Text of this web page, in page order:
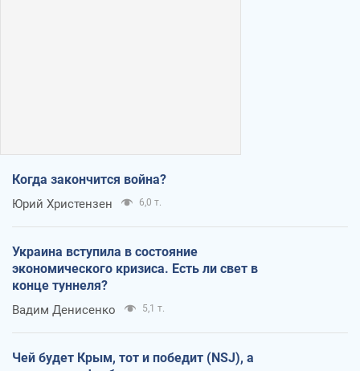
Когда закончится война?
Юрий Христензен 6,0 т.
Украина вступила в состояние
экономического кризиса. Есть ли свет в
конце туннеля?
Вадим Денисенко 5,1 т.
Чей будет Крым, тот и победит (NSJ), а